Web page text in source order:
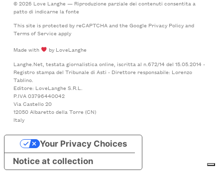
© 2026 Love Langhe — Riproduzione parziale dei contenuti consentita a
patto di indicarne la fonte
This site is protected by reCAPTCHA and the Google Privacy Policyand
Terms of Serviceapply
Made with
by LoveLanghe
Langhe.Net, testata giornalistica online, iscritta al n.672/14 del 15.05.2014 -
Registro stampa del Tribunale di Asti - Direttore responsabile: Lorenzo
Tablino.
Editore: LoveLanghe S.R.L.
P.IVA 03796440042
Via Castello 20
12050 Albaretto della Torre (CN)
Italy
Notice at collection
Your Privacy Choices